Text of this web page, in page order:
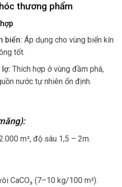
thương phẩm
biển: Áp dụng cho vùng biển kín
tốt.
Thích hợp ở vùng đầm phá,
nước tự nhiên ổn định.
m², độ sâu 1,5 – 2m.
CaCO₃ (7–10 kg/100 m²).